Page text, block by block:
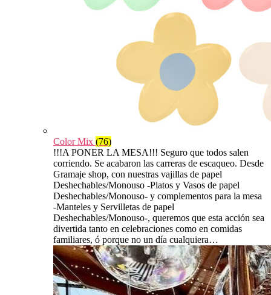
Color Mix (76)
!!!A PONER LA MESA!!! Seguro que todos salen
corriendo. Se acabaron las carreras de escaqueo. Desde
Gramaje shop, con nuestras vajillas de papel
Deshechables/Monouso -Platos y Vasos de papel
Deshechables/Monouso- y complementos para la mesa
-Manteles y Servilletas de papel
Deshechables/Monouso-, queremos que esta acción sea
divertida tanto en celebraciones como en comidas
familiares, ó porque no un día cualquiera…